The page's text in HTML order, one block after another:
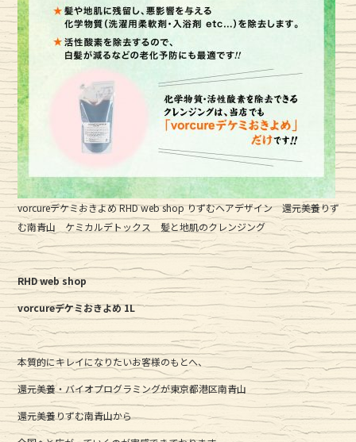
vorcureデケミおきよめ RHD web shop りずむヘアデザイン 還元美養りず
む南青山 ケミカルデトックス 髪と地肌のクレンジング
RHD web shop
vorcureデケミおきよめ 1L
本質的にキレイになりたいお客様のもとへ、
還元美養・バイオプログラミングが東京都港区南青山
還元美養りずむ南青山から